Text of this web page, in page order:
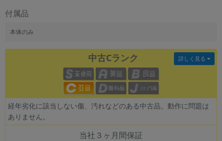
付属品
本体のみ
中古Cランク
経年劣化に該当しない傷、汚れなどのある中古品。動作に問題は
ありません。
詳しく見る
当社３ヶ月間保証
CPU
OSの絞り込み
~
容量
~